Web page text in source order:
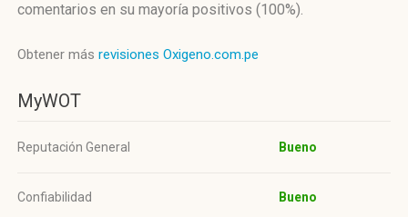
comentarios en su mayoría positivos (100%).
Obtener más revisiones Oxigeno.com.pe
MyWOT
Reputación General Bueno
Confiabilidad
Bueno